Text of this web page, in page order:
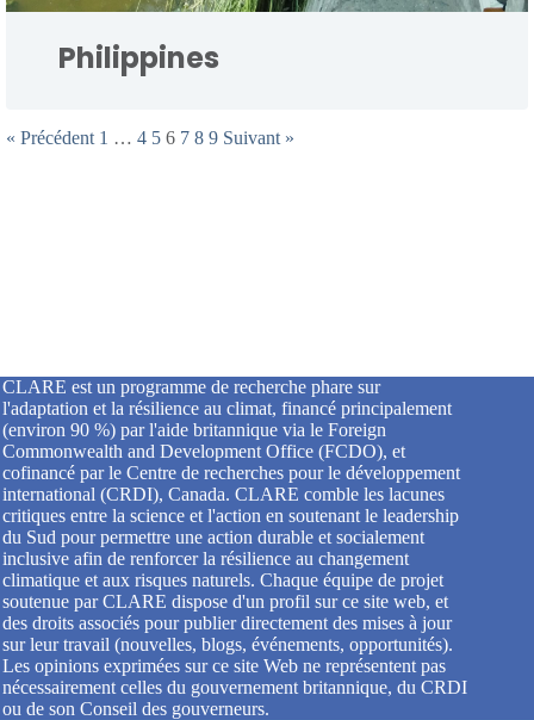
Philippines
« Précédent 1 … 4 5 6 7 8 9 Suivant »
CLARE est un programme de recherche phare sur
l'adaptation et la résilience au climat, financé principalement
(environ 90 %) par l'aide britannique via le Foreign
Commonwealth and Development Office (FCDO), et
cofinancé par le Centre de recherches pour le développement
international (CRDI), Canada. CLARE comble les lacunes
critiques entre la science et l'action en soutenant le leadership
du Sud pour permettre une action durable et socialement
inclusive afin de renforcer la résilience au changement
climatique et aux risques naturels. Chaque équipe de projet
soutenue par CLARE dispose d'un profil sur ce site web, et
des droits associés pour publier directement des mises à jour
sur leur travail (nouvelles, blogs, événements, opportunités).
Les opinions exprimées sur ce site Web ne représentent pas
nécessairement celles du gouvernement britannique, du CRDI
ou de son Conseil des gouverneurs.